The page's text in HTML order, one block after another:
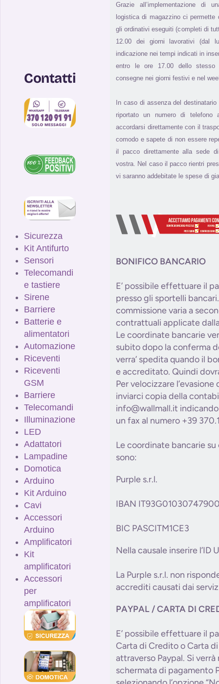
Contatti
Sicurezza
Kit Antifurto
Sensori
Telecomandi
e tastiere
Sirene
Barriere
Batterie e
alimentatori
Automazione
Riceventi
Riceventi
GSM
Barriere
Telecomandi
Illuminazione
LED
Adattatori
Lampadine
Domotica
Arduino
Kit Arduino
Cavi
Accessori
Arduino
Amplificatori
Kit
amplificatori
Accessori
per
amplificatori
Grazie all’implementazione di
logistica di magazzino ci
gli ordinativi eseguiti (completi di
12.00 dei giorni lavorativi (dal
indicazione nei tempi indicati in
entro le ore 17.00 dello stesso
consegne nei giorni festivi e nel
In caso di assenza del
riportato un numero di
accordarsi direttamente con il
comodo e sapete di non essere
il pacco direttamente alla sede
vostra. Nel caso il pacco rientri
vi saranno addebitate le spese di
BONIFICO BANCARIO
E’ possibile effettuare il
presso gli sportelli
commissione varia a
contrattuali applicate
Le coordinate bancarie
subito dopo la conferma
verra’ spedita quando il
e accreditato. Quindi
Per velocizzare l’evasione
inviarci copia della
info@wallmall.it
un fax al numero +39
Le coordinate bancarie
sono:
Purple s.r.l.
IBAN
BIC PASCITM1CE3
Nella causale inserire l’ID
La Purple s.r.l. non
accrediti causati dai
PAYPAL / CARTA DI
E’ possibile effettuare il
Carta di Credito o Carta
attraverso Paypal. Si
schermata di pagamento